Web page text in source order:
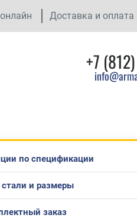
Доставка и оплата
+7
по спецификации
и размеры
заказ